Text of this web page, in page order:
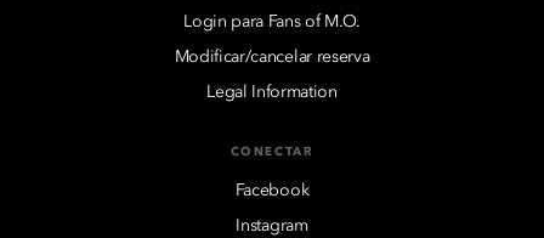
Login para Fans of M.O.
Modificar/cancelar reserva
Legal Information
CONECTAR
Facebook
Instagram